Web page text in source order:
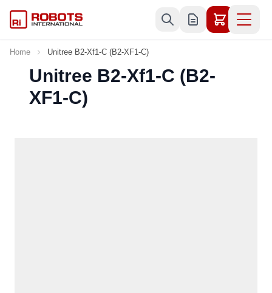
Home Unitree B2-Xf1-C (B2-XF1-C)
Unitree B2-Xf1-C (B2-
XF1-C)